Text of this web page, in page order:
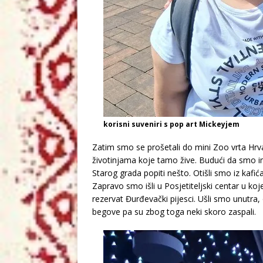
korisni suveniri s pop art Mickeyjem
Zatim smo se prošetali do mini Zoo vrta
životinjama koje tamo žive. Budući da smo
Starog grada popiti nešto. Otišli smo iz
Zapravo smo išli u Posjetiteljski centar u
rezervat Đurđevački pijesci. Ušli smo
begove pa su zbog toga neki skoro zaspali.